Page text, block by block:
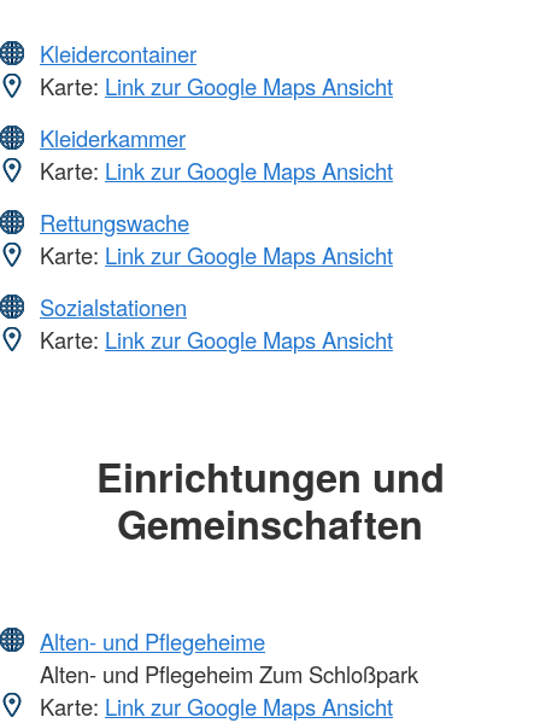
Kleidercontainer
Karte: Link zur Google Maps Ansicht
Kleiderkammer
Karte: Link zur Google Maps Ansicht
Rettungswache
Karte: Link zur Google Maps Ansicht
Sozialstationen
Karte: Link zur Google Maps Ansicht
Einrichtungen und
Gemeinschaften
Alten- und Pflegeheime
Alten- und Pflegeheim Zum Schloßpark
Karte: Link zur Google Maps Ansicht